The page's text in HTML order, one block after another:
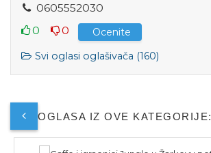
0605552030
0
0
Ocenite
Svi oglasi oglašivača (160)
JOŠ OGLASA IZ OVE KATEGORIJE: